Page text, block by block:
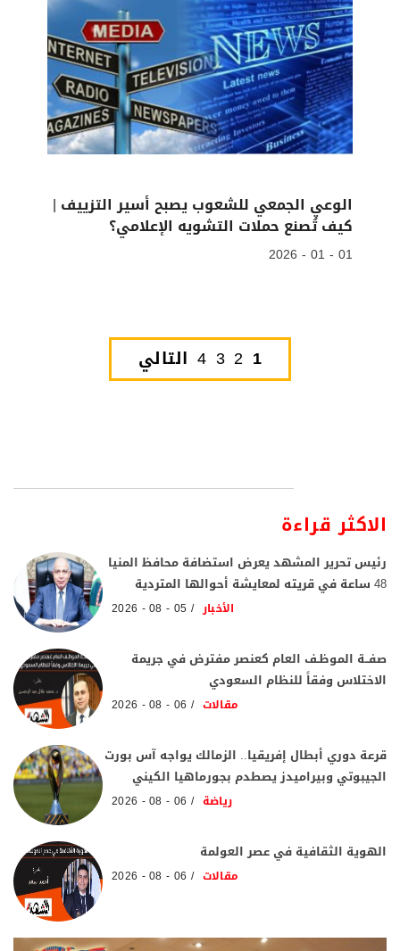
الوعي الجمعي للشعوب يصبح أسير التزييف |
كيف تُصنع حملات التشويه الإعلامي؟
01 - 01 - 2026
1
2
3
4 التالي
الاكثر قراءة
رئيس تحرير المشهد يعرض استضافة محافظ المنيا
48 ساعة في قريته لمعايشة أحوالها المتردية
الأخبار 05 - 08 - 2026
صفــة الموظـف العام كعنصر مفترض في جريمة
الاختلاس وفقاً للنظام السعودي
مقالات 06 - 08 - 2026
قرعة دوري أبطال إفريقيا.. الزمالك يواجه آس بورت
الجيبوتي وبيراميدز يصطدم بجورماهيا الكيني
رياضة 06 - 08 - 2026
الهوية الثقافية في عصر العولمة
مقالات 06 - 08 - 2026